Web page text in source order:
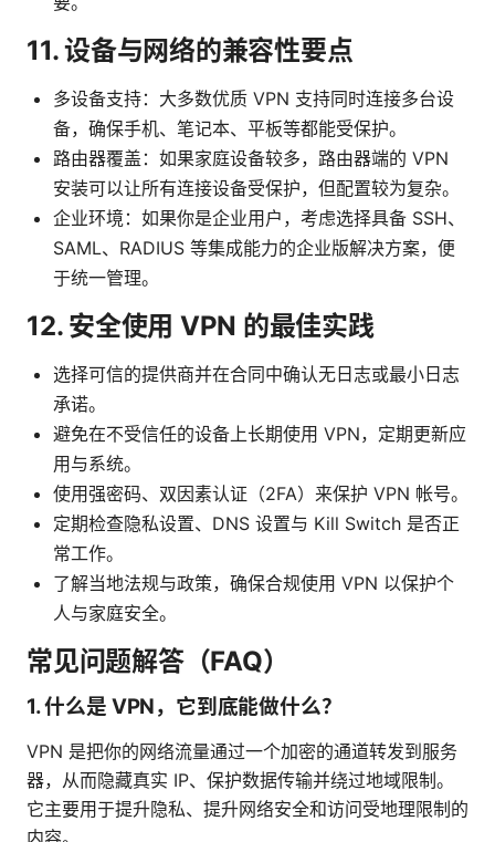
11. 设备与网络的兼容性要点
多设备支持：大多数优质 VPN 支持同时连接多台设
备，确保手机、笔记本、平板等都能受保护。
路由器覆盖：如果家庭设备较多，路由器端的 VPN
安装可以让所有连接设备受保护，但配置较为复杂。
企业环境：如果你是企业用户，考虑选择具备 SSH、
SAML、RADIUS 等集成能力的企业版解决方案，便
于统一管理。
12. 安全使用 VPN 的最佳实践
选择可信的提供商并在合同中确认无日志或最小日志
承诺。
避免在不受信任的设备上长期使用 VPN，定期更新应
用与系统。
使用强密码、双因素认证（2FA）来保护 VPN 帐号。
定期检查隐私设置、DNS 设置与 Kill Switch 是否正
常工作。
了解当地法规与政策，确保合规使用 VPN 以保护个
人与家庭安全。
常见问题解答（FAQ）
1. 什么是 VPN，它到底能做什么？
VPN 是把你的网络流量通过一个加密的通道转发到服务
器，从而隐藏真实 IP、保护数据传输并绕过地域限制。
它主要用于提升隐私、提升网络安全和访问受地理限制的